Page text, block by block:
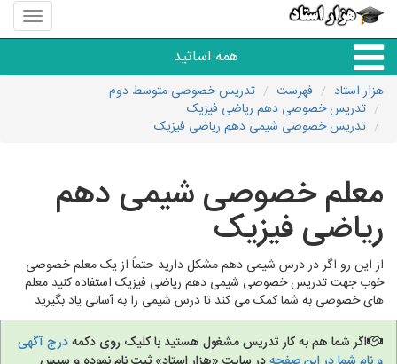
منوی
سایت
استاد
همه اساتید
همه آموزشگاه ها
زبان های خارجی
دانشگاه
کنکور و مشاوره
هزار استاد فهرست
تدریس خصوصی متوسط دوم
تدریس خصوصی دهم ریاضی فیزیک
تدریس خصوصی شیمی دهم ریاضی فیزیک
معلم خصوصی شیمی دهم
ریاضی فیزیک
از این رو اگر در درس شیمی دهم مشکل دارید حتماً از یک معلم خصوصی
خوب جهت تدریس خصوصی شیمی دهم ریاضی فیزیک استفاده کنید معلم
های خصوصی به شما کمک می کند تا درس شیمی را به آسانی یاد بگیرید
اگر شما هم به کار تدریس مشغول هستید با کلیک روی دکمهدرج آگهی